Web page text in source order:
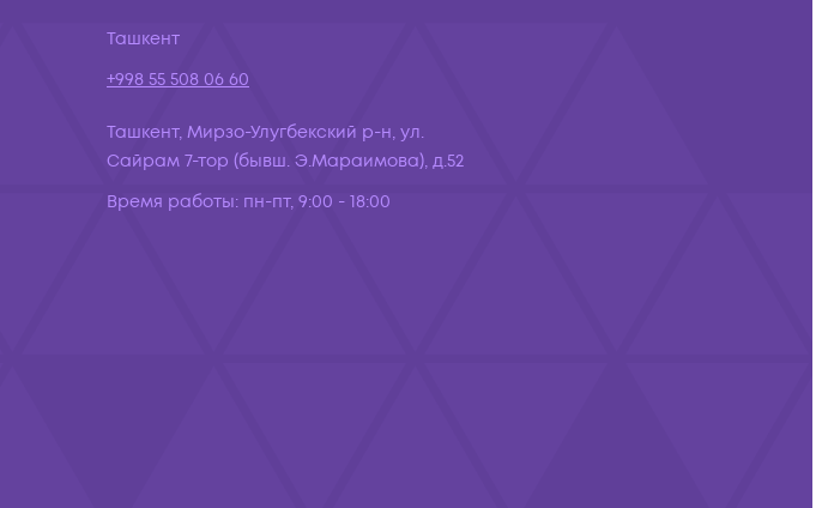
Ташкент
+998 55 508 06 60
Ташкент, Мирзо-Улугбекский р-н, ул.
Сайрам 7-тор (бывш. Э.Мараимова), д.52
Время работы: пн-пт, 9:00 - 18:00